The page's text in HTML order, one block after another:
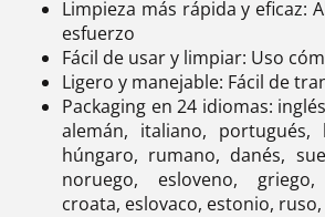
Limpieza más rápida y eficaz:
esfuerzo
Fácil de usar y limpiar: Uso
Ligero y manejable: Fácil de
Packaging en 24 idiomas:
alemán, italiano, portugués,
húngaro, rumano, danés,
noruego, esloveno,
croata, eslovaco, estonio,